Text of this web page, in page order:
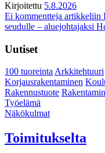
Kirjoitettu 5.8.2026
Ei kommentteja artikkeliin
seudulle – aluejohtajaksi
Uutiset
100 tuoreintaArkkitehtuuri
Korjausrakentaminen
Rakennustuote
Työelämä
Näkökulmat
Toimitukselta